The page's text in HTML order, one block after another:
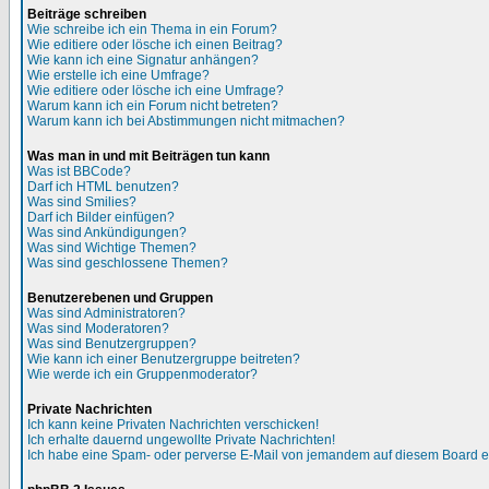
Beiträge schreiben
Wie schreibe ich ein Thema in ein Forum?
Wie editiere oder lösche ich einen Beitrag?
Wie kann ich eine Signatur anhängen?
Wie erstelle ich eine Umfrage?
Wie editiere oder lösche ich eine Umfrage?
Warum kann ich ein Forum nicht betreten?
Warum kann ich bei Abstimmungen nicht mitmachen?
Was man in und mit Beiträgen tun kann
Was ist BBCode?
Darf ich HTML benutzen?
Was sind Smilies?
Darf ich Bilder einfügen?
Was sind Ankündigungen?
Was sind Wichtige Themen?
Was sind geschlossene Themen?
Benutzerebenen und Gruppen
Was sind Administratoren?
Was sind Moderatoren?
Was sind Benutzergruppen?
Wie kann ich einer Benutzergruppe beitreten?
Wie werde ich ein Gruppenmoderator?
Private Nachrichten
Ich kann keine Privaten Nachrichten verschicken!
Ich erhalte dauernd ungewollte Private Nachrichten!
Ich habe eine Spam- oder perverse E-Mail von jemandem auf diesem Board